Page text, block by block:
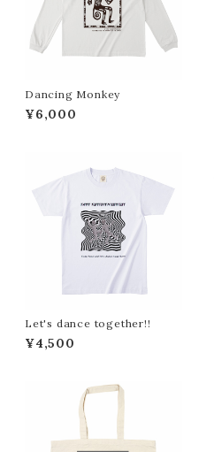
Dancing Monkey
¥6,000
Let's dance together!!
¥4,500